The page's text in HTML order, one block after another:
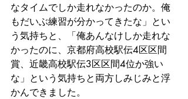
なタイムでしか走れなかったのか。俺
もだいぶ練習が分かってきたな」とい
う気持ちと、「俺あんなけしか走れな
かったのに、京都府高校駅伝4区区間
賞、近畿高校駅伝3区区間4位か強い
な」という気持ちと両方しみじみと浮
かんできました。